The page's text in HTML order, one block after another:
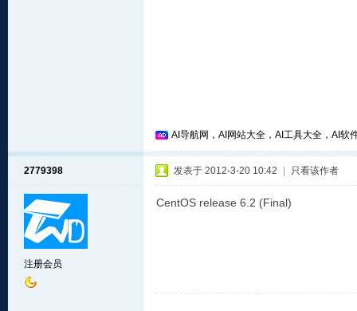
AI导航网，AI网站大全，AI工具大全，AI软
2779398
注册会员
发表于 2012-3-20 10:42 只看该作者
CentOS release 6.2 (Final)